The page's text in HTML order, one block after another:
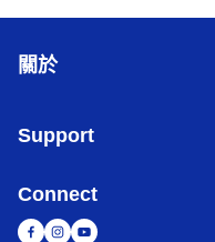
關於
Support
Connect